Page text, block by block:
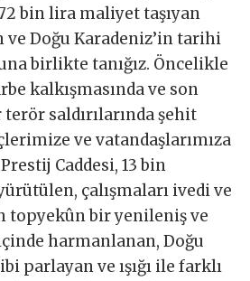
bin lira maliyet taşıyan
ve Doğu Karadeniz’in tarihi
birlikte tanığız. Öncelikle
kalkışmasında ve son
saldırılarında şehit
ve vatandaşlarımıza
Caddesi, 13 bin
çalışmaları ivedi ve
topyekûn bir yenileniş ve
harmanlanan, Doğu
parlayan ve ışığı ile farklı